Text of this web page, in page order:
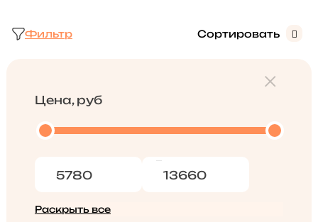
Фильтр Сортировать
Цена, руб
Раскрыть все